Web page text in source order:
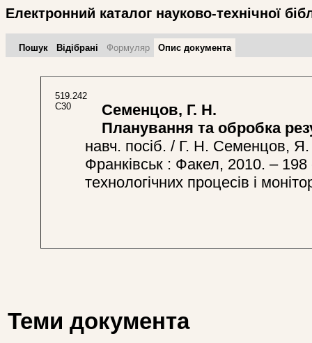
Електронний каталог науково-технічної
Пошук Відібрані Формуляр Опис документа
519.242
С30
Семенцов, Г. Н.
Планування та обробка
навч. посіб. / Г. Н. Семенцов,
Франківськ : Факел, 2010. –
технологічних процесів і
Теми документа